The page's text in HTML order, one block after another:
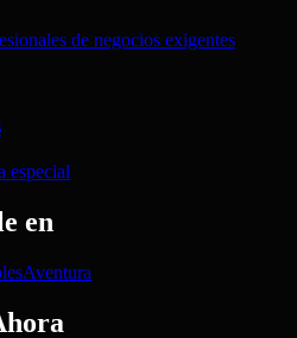
de negocios exigentes
especial
en
Aventura